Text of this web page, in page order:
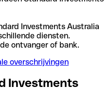
Investments Australia
diensten.
ontvanger of bank.
overschrijvingen
Investments